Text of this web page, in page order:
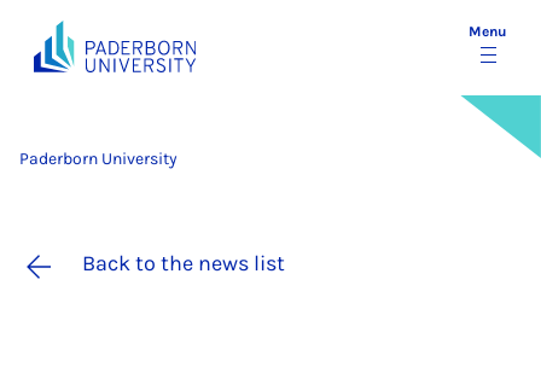
Menu
Paderborn University
Back to the news list